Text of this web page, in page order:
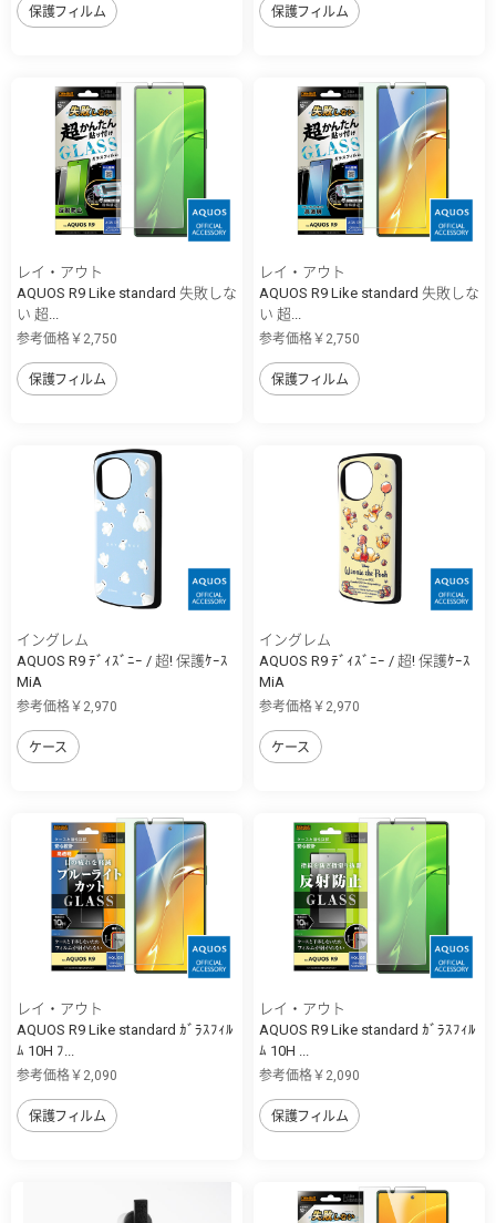
保護フィルム 保護フィルム
レイ・アウト
AQUOS R9 Like standard 失敗しな
い 超...
参考価格￥2,750
保護フィルム
レイ・アウト
AQUOS R9 Like standard 失敗しな
い 超...
参考価格￥2,750
保護フィルム
イングレム
AQUOS R9 ﾃﾞｨｽﾞﾆｰ / 超! 保護ｹｰｽ
MiA
参考価格￥2,970
ケース
イングレム
AQUOS R9 ﾃﾞｨｽﾞﾆｰ / 超! 保護ｹｰｽ
MiA
参考価格￥2,970
ケース
レイ・アウト
AQUOS R9 Like standard ｶﾞﾗｽﾌｨﾙ
ﾑ 10H ﾌ...
参考価格￥2,090
保護フィルム
レイ・アウト
AQUOS R9 Like standard ｶﾞﾗｽﾌｨﾙ
ﾑ 10H ...
参考価格￥2,090
保護フィルム